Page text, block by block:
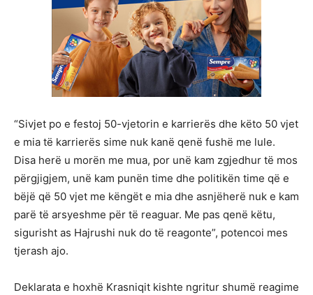
“Sivjet po e festoj 50-vjetorin e karrierës dhe këto 50 vjet
e mia të karrierës sime nuk kanë qenë fushë me lule.
Disa herë u morën me mua, por unë kam zgjedhur të mos
përgjigjem, unë kam punën time dhe politikën time që e
bëjë që 50 vjet me këngët e mia dhe asnjëherë nuk e kam
parë të arsyeshme për të reaguar. Me pas qenë këtu,
sigurisht as Hajrushi nuk do të reagonte”, potencoi mes
tjerash ajo.
Deklarata e hoxhë Krasniqit kishte ngritur shumë reagime